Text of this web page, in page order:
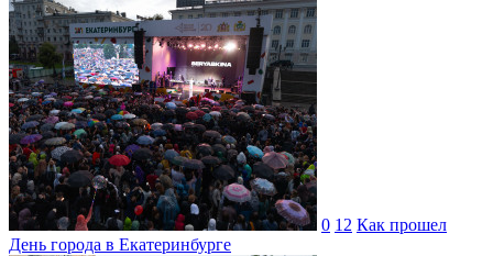
0 12 Как прошел
День города в Екатеринбурге